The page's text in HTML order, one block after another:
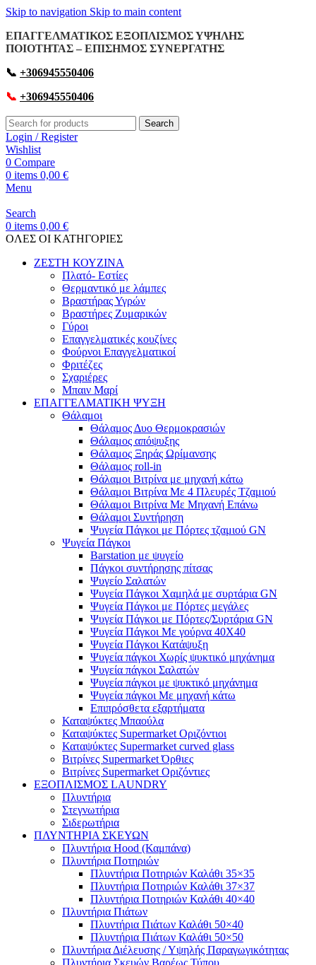
Skip to navigation Skip to main content
ΕΠΑΓΓΕΛΜΑΤΙΚΟΣ ΕΞΟΠΛΙΣΜΟΣ ΥΨΗΛΗΣ
ΠΟΙΟΤΗΤΑΣ – ΕΠΙΣΗΜΟΣ ΣΥΝΕΡΓΑΤΗΣ
📞 +306945550406
📞 +306945550406
Search
Login / Register
Wishlist
0 Compare
0 items 0,00 €
Menu
Search
0 items 0,00 €
OΛΕΣ ΟΙ ΚΑΤΗΓΟΡΙΕΣ
ΖΕΣΤΗ ΚΟΥΖΙΝΑ
Πλατό- Εστίες
Θερμαντικό με λάμπες
Βραστήρας Υγρών
Βραστήρες Ζυμαρικών
Γύροι
Επαγγελματικές κουζίνες
Φούρνοι Επαγγελματικοί
Φριτέζες
Σχαριέρες
Μπαιν Μαρί
ΕΠΑΓΓΕΛΜΑΤΙΚΗ ΨΥΞΗ
Θάλαμοι
Θάλαμος Δυο Θερμοκρασιών
Θάλαμος απόψυξης
Θάλαμος Ξηράς Ωρίμανσης
Θάλαμος roll-in
Θάλαμοι Βιτρίνα με μηχανή κάτω
Θάλαμοι Βιτρίνα Με 4 Πλευρές Τζαμιού
Θάλαμοι Βιτρίνα Με Μηχανή Επάνω
Θάλαμοι Συντήρηση
Ψυγεία Πάγκοι με Πόρτες τζαμιού GN
Ψυγεία Πάγκοι
Barstation με ψυγείο
Πάγκοι συντήρησης πίτσας
Ψυγείο Σαλατών
Ψυγεία Πάγκοι Χαμηλά με συρτάρια GN
Ψυγεία Πάγκοι με Πόρτες μεγάλες
Ψυγεία Πάγκοι με Πόρτες/Συρτάρια GN
Ψυγεία Πάγκοι Με γούρνα 40Χ40
Ψυγεία Πάγκοι Κατάψυξη
Ψυγεία πάγκοι Χωρίς ψυκτικό μηχάνημα
Ψυγεία πάγκοι Σαλατών
Ψυγεία πάγκοι με ψυκτικό μηχάνημα
Ψυγεία πάγκοι Με μηχανή κάτω
Επιπρόσθετα εξαρτήματα
Καταψύκτες Μπαούλα
Καταψύκτες Supermarket Οριζόντιοι
Καταψύκτες Supermarket curved glass
Βιτρίνες Supermarket Όρθιες
Βιτρίνες Supermarket Οριζόντιες
ΕΞΟΠΛΙΣΜΟΣ LAUNDRY
Πλυντήρια
Στεγνωτήρια
Σιδερωτήρια
ΠΛΥΝΤΗΡΙΑ ΣΚΕΥΩΝ
Πλυντήρια Hood (Καμπάνα)
Πλυντήρια Ποτηριών
Πλυντήρια Ποτηριών Καλάθι 35×35
Πλυντήρια Ποτηριών Καλάθι 37×37
Πλυντήρια Ποτηριών Καλάθι 40×40
Πλυντήρια Πιάτων
Πλυντήρια Πιάτων Καλάθι 50×40
Πλυντήρια Πιάτων Καλάθι 50×50
Πλυντήρια Διέλευσης / Υψηλής Παραγωγικότητας
Πλυντήρια Σκευών Βαρέως Τύπου